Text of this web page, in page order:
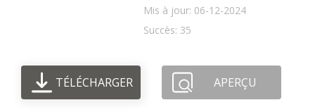
Mis à jour: 06-12-2024
Succès: 35
TÉLÉCHARGER APERÇU